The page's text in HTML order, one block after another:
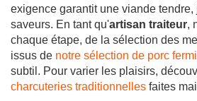
exigence garantit une viande
saveurs. En tant qu'artisan traiteur,
chaque étape, de la sélection des
issus de notre sélection de porc
subtil. Pour varier les plaisirs,
charcuteries traditionnelles faites